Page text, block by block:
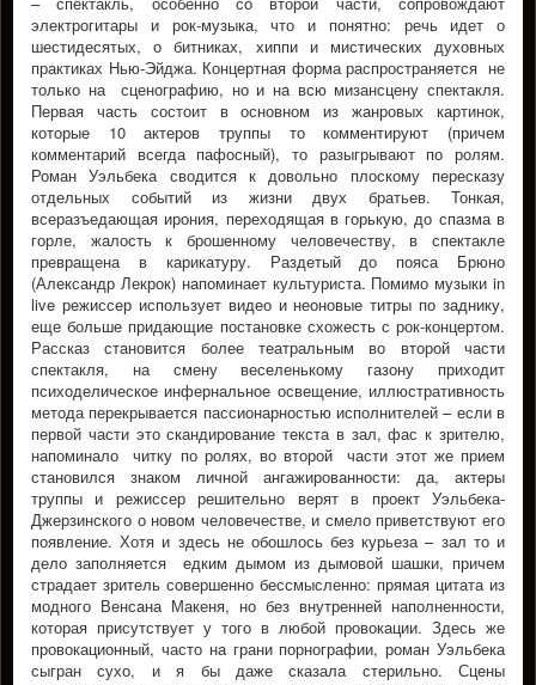
электрогитары и рок-музыка, что и понятно: речь идет о
шестидесятых, о битниках, хиппи и мистических духовных
практиках Нью-Эйджа. Концертная форма распространяется не
только на сценографию, но и на всю мизансцену спектакля.
Первая часть состоит в основном из жанровых картинок,
которые 10 актеров труппы то комментируют (причем
комментарий всегда пафосный), то разыгрывают по ролям.
Роман Уэльбека сводится к довольно плоскому пересказу
отдельных событий из жизни двух братьев. Тонкая,
всеразъедающая ирония, переходящая в горькую, до спазма в
горле, жалость к брошенному человечеству, в спектакле
превращена в карикатуру. Раздетый до пояса Брюно
(Александр Лекрок) напоминает культуриста. Помимо музыки in
live режиссер использует видео и неоновые титры по заднику,
еще больше придающие постановке схожесть с рок-концертом.
Рассказ становится более театральным во второй части
спектакля, на смену веселенькому газону приходит
психоделическое инфернальное освещение, иллюстративность
метода перекрывается пассионарностью исполнителей – если в
первой части это скандирование текста в зал, фас к зрителю,
напоминало читку по ролях, во второй части этот же прием
становился знаком личной ангажированности: да, актеры
труппы и режиссер решительно верят в проект Уэльбека-
Джерзинского о новом человечестве, и смело приветствуют его
появление. Хотя и здесь не обошлось без курьеза – зал то и
дело заполняется едким дымом из дымовой шашки, причем
страдает зритель совершенно бессмысленно: прямая цитата из
модного Венсана Макеня, но без внутренней наполненности,
которая присутствует у того в любой провокации. Здесь же
провокационный, часто на грани порнографии, роман Уэльбека
сыгран сухо, и я бы даже сказала стерильно. Сцены